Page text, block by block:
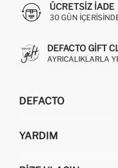
ÜCRETSIZ IADE
30 GÜN
DEFACTO GIFT
AYRICALIKLARLA
DEFACTO
HAKKIMIZDA
YARDIM